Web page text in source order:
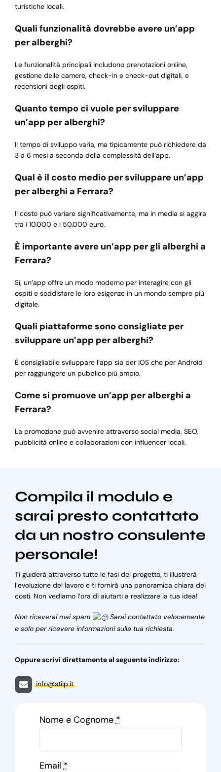
turistiche locali.
Quali funzionalità dovrebbe avere un’app
per alberghi?
Le funzionalità principali includono prenotazioni online,
gestione delle camere, check-in e check-out digitali, e
recensioni degli ospiti.
Quanto tempo ci vuole per sviluppare
un’app per alberghi?
Il tempo di sviluppo varia, ma tipicamente può richiedere da
3 a 6 mesi a seconda della complessità dell’app.
Qual è il costo medio per sviluppare un’app
per alberghi a Ferrara?
Il costo può variare significativamente, ma in media si aggira
tra i 10.000 e i 50.000 euro.
È importante avere un’app per gli alberghi a
Ferrara?
Sì, un’app offre un modo moderno per interagire con gli
ospiti e soddisfare le loro esigenze in un mondo sempre più
digitale.
Quali piattaforme sono consigliate per
sviluppare un’app per alberghi?
È consigliabile sviluppare l’app sia per iOS che per Android
per raggiungere un pubblico più ampio.
Come si promuove un’app per alberghi a
Ferrara?
La promozione può avvenire attraverso social media, SEO,
pubblicità online e collaborazioni con influencer locali.
Compila il modulo e
sarai presto contattato
da un nostro consulente
personale!
Ti guiderà attraverso tutte le fasi del progetto, ti illustrerà
l’evoluzione del lavoro e ti fornirà una panoramica chiara dei
costi. Non vediamo l’ora di aiutarti a realizzare la tua idea!
Non riceverai mai spam
Sarai contattato velocemente
e solo per ricevere informazioni sulla tua richiesta.
Oppure scrivi direttamente al seguente indirizzo:
info@stiip.it
Nome e Cognome*
Email*